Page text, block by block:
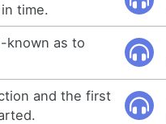
time.
known as to
and the first